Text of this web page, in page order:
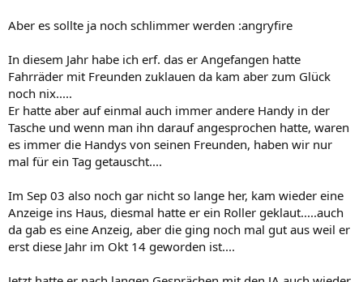
Aber es sollte ja noch schlimmer werden :angryfire
In diesem Jahr habe ich erf. das er Angefangen hatte
Fahrräder mit Freunden zuklauen da kam aber zum Glück
noch nix.....
Er hatte aber auf einmal auch immer andere Handy in der
Tasche und wenn man ihn darauf angesprochen hatte, waren
es immer die Handys von seinen Freunden, haben wir nur
mal für ein Tag getauscht....
Im Sep 03 also noch gar nicht so lange her, kam wieder eine
Anzeige ins Haus, diesmal hatte er ein Roller geklaut.....auch
da gab es eine Anzeig, aber die ging noch mal gut aus weil er
erst diese Jahr im Okt 14 geworden ist....